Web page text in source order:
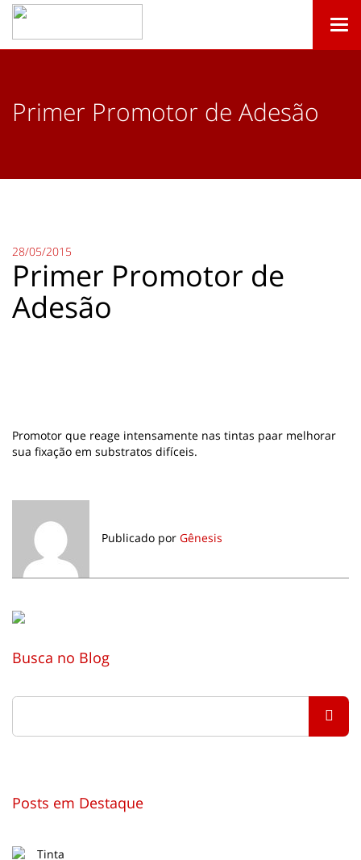
Primer Promotor de Adesão
28/05/2015
Primer Promotor de
Adesão
Promotor que reage intensamente nas tintas paar melhorar
sua fixação em substratos difíceis.
Publicado por Gênesis
Busca no Blog
Posts em Destaque